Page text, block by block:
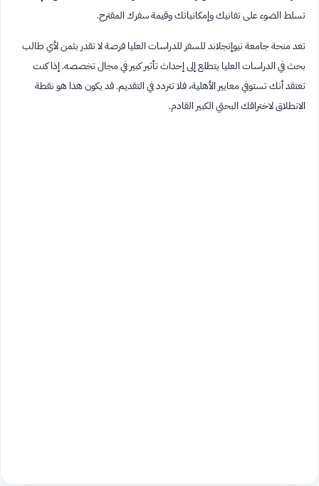
تسلط الضوء على تفانيك وإمكانياتك وقيمة سفرك المقترح.
تعد منحة جامعة نيوإنجلاند للسفر للدراسات العليا فرصة لا تقدر بثمن لأي طالب
بحث في الدراسات العليا يتطلع إلى إحداث تأثير كبير في مجال تخصصه. إذا كنت
تعتقد أنك تستوفي معايير الأهلية، فلا تتردد في التقديم. قد يكون هذا هو نقطة
الانطلاق لاختراقك البحثي الكبير القادم.